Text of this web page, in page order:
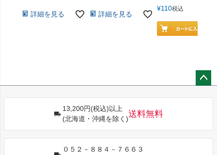
詳細を見る 詳細を見る
¥110税込
13,200円(税込)以上
(北海道・沖縄を除く)
送料無料
０５２－８８４－７６６３